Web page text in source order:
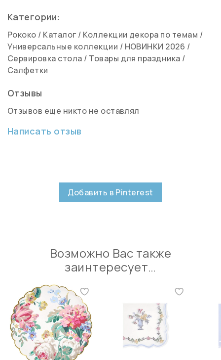
Категории:
Рококо / Каталог / Коллекции декора по темам /
Универсальные коллекции / НОВИНКИ 2026 /
Сервировка стола / Товары для праздника /
Салфетки
Отзывы
Отзывов еще никто не оставлял
Написать отзыв
Добавить в Pinterest
Возможно Вас также
заинтересует…